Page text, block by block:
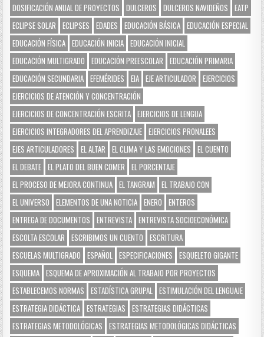
DOSIFICACIÓN ANUAL DE PROYECTOS
DULCEROS DULCEROS NAVIDEÑOS
EATP
ECLIPSE SOLAR
ECLIPSES EDADES EDUCACIÓN BÁSICA EDUCACIÓN ESPECIAL
EDUCACIÓN FÍSICA EDUCACIÓN INICIA EDUCACIÓN INICIAL
EDUCACIÓN MULTIGRADO
EDUCACIÓN PREESCOLAR
EDUCACIÓN PRIMARIA
EDUCACIÓN SECUNDARIA EFEMÉRIDES EIA EJE ARTICULADOR
EJERCICIOS
EJERCICIOS DE ATENCIÓN Y CONCENTRACIÓN
EJERCICIOS DE CONCENTRACIÓN ESCRITA EJERCICIOS DE LENGUA
EJERCICIOS INTEGRADORES DEL APRENDIZAJE EJERCICIOS PRONALEES
EJES ARTICULADORES
EL ALTAR EL CLIMA Y LAS EMOCIONES
EL CUENTO
EL DEBATE EL PLATO DEL BUEN COMER
EL PORCENTAJE
EL PROCESO DE MEJORA CONTINUA EL TANGRAM
EL TRABAJO CON
EL UNIVERSO
ELEMENTOS DE UNA NOTICIA ENERO
ENTEROS
ENTREGA DE DOCUMENTOS
ENTREVISTA ENTREVISTA SOCIOECONÓMICA
ESCOLTA ESCOLAR
ESCRIBIMOS UN CUENTO
ESCRITURA
ESCUELAS MULTIGRADO
ESPAÑOL ESPECIFICACIONES
ESQUELETO GIGANTE
ESQUEMA ESQUEMA DE APROXIMACIÓN AL TRABAJO POR PROYECTOS
ESTABLECEMOS NORMAS
ESTADÍSTICA GRUPAL ESTIMULACIÓN DEL LENGUAJE
ESTRATEGIA DIDÁCTICA ESTRATEGIAS
ESTRATEGIAS DIDÁCTICAS
ESTRATEGIAS METODOLÓGICAS
ESTRATEGIAS METODOLÓGICAS DIDÁCTICAS